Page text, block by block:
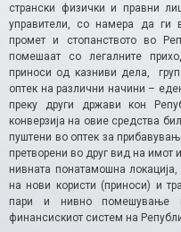
странски физички и правни
управители, со намера да ги
промет и стопанството во
помешаат со легалните
приноси од казниви дела,
оптек на различни начини –
преку други држави кон
конверзија на овие средства
пуштени во оптек за
претворени во друг вид на имот
нивната понатамошна
на нови користи (приноси) и
пари и нивно помешување
финансискиот систем на